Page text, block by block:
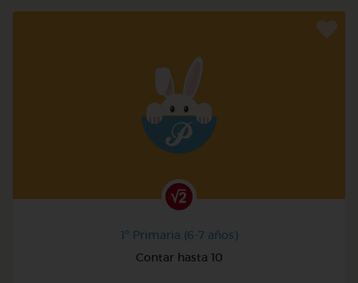
1º Primaria (6-7 años)
Contar hasta 10